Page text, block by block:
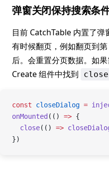
弹窗关闭保持搜索条
目前 CatchTable 内置了弹
有时候翻页，例如翻页到
后。会重置分页数据。如
Create 组件中找到
close
const closeDialog =
onMounted (() => {
  close
(() =>
})